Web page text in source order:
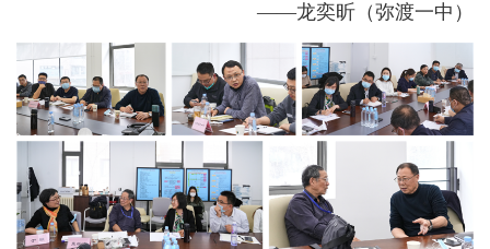
——龙奕昕（弥渡一中）